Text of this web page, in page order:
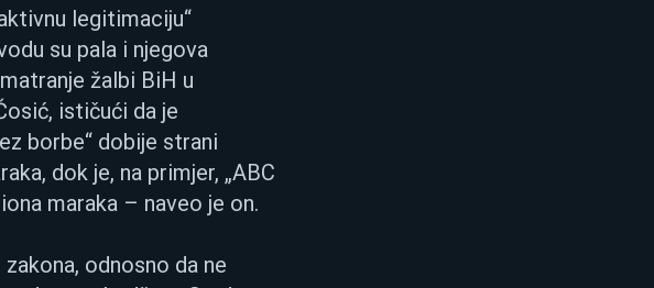
legitimaciju“
su pala i njegova
žalbi BiH u
ističući da je
borbe“ dobije strani
dok je, na primjer, „ABC
maraka – naveo je on.
odnosno da ne